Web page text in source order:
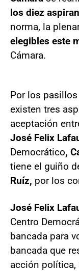
los diez
norma, la
elegibles este
Cámara.
Por los
existen tres
aceptación
José Felix
Democrático,
tiene el guiño
Ruíz, por los
José Felix
Centro
bancada para
bancada que
acción política,